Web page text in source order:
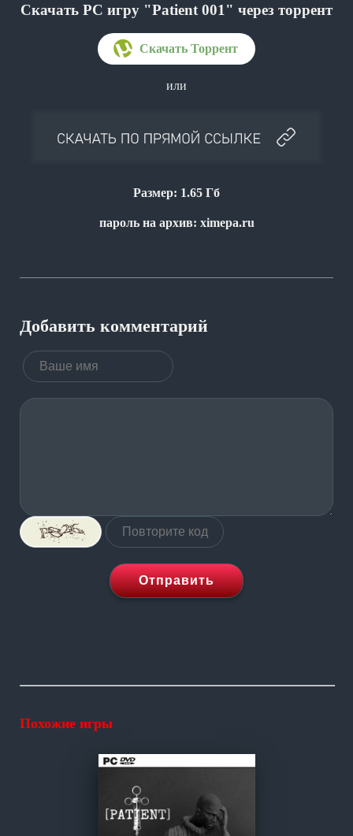
Скачать PC игру "Patient 001" через торрент
или
Размер: 1.65 Гб
пароль на архив: ximepa.ru
Добавить комментарий
Отправить
Похожие игры